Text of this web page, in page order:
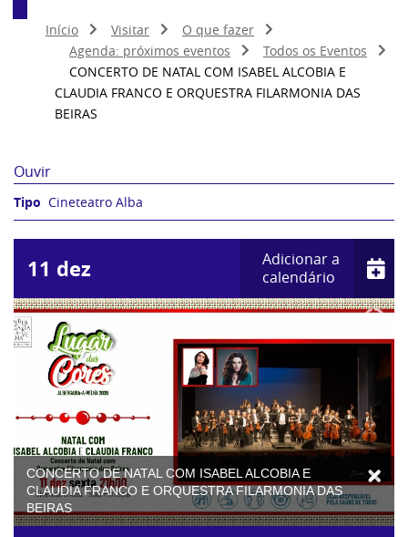
Início Visitar
O que fazer
Agenda: próximos eventos
Todos os Eventos
CONCERTO DE NATAL COM ISABEL ALCOBIA E
CLAUDIA FRANCO E ORQUESTRA FILARMONIA DAS
BEIRAS
Ouvir
Cineteatro Alba
11 dez
Adicionar a
calendário
CONCERTO DE NATAL COM ISABEL ALCOBIA E
CLAUDIA FRANCO E ORQUESTRA FILARMONIA DAS
BEIRAS